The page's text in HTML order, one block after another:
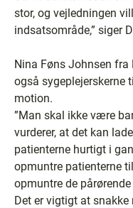
stor, og vejledningen
indsatsområde,” siger
Nina Føns Johnsen
også sygeplejerskerne
motion.
”Man skal ikke være
vurderer, at det kan
patienterne hurtigt i
opmuntre patienterne
opmuntre de
Det er vigtigt at